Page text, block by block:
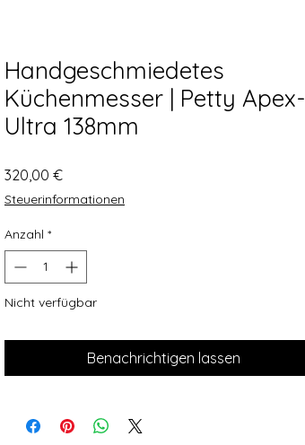
Handgeschmiedetes
Küchenmesser | Petty Apex-
Ultra 138mm
320,00 €Preis
Steuerinformationen
Anzahl *
Nicht verfügbar
Benachrichtigen lassen